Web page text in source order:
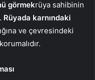
görmekrüya sahibinin
Rüyada karnındaki
ve çevresindeki